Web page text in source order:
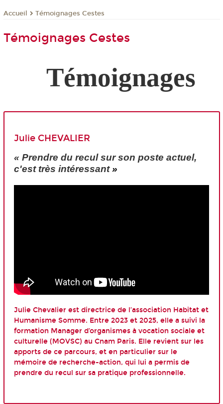
Accueil Témoignages Cestes
Témoignages Cestes
Témoignages
Julie CHEVALIER
« Prendre du recul sur son poste actuel,
c'est très intéressant»
Julie Chevalier est directrice de l’association Habitat et
Humanisme Somme. Entre 2023 et 2025, elle a suivi la
formation Manager d’organismes à vocation sociale et
culturelle (MOVSC) au Cnam Paris. Elle revient sur les
apports de ce parcours, et en particulier sur le
mémoire de recherche-action, qui lui a permis de
prendre du recul sur sa pratique professionnelle.